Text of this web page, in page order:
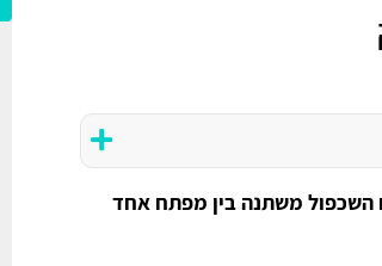
השכפול משתנה בין מפתח אחד